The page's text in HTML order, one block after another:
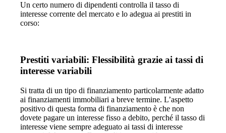
Un certo numero di dipendenti controlla il tasso di
interesse corrente del mercato e lo adegua ai prestiti in
corso:
Prestiti variabili: Flessibilità grazie ai tassi di
interesse variabili
Si tratta di un tipo di finanziamento particolarmente adatto
ai finanziamenti immobiliari a breve termine. L’aspetto
positivo di questa forma di finanziamento è che non
dovete pagare un interesse fisso a debito, perché il tasso di
interesse viene sempre adeguato ai tassi di interesse